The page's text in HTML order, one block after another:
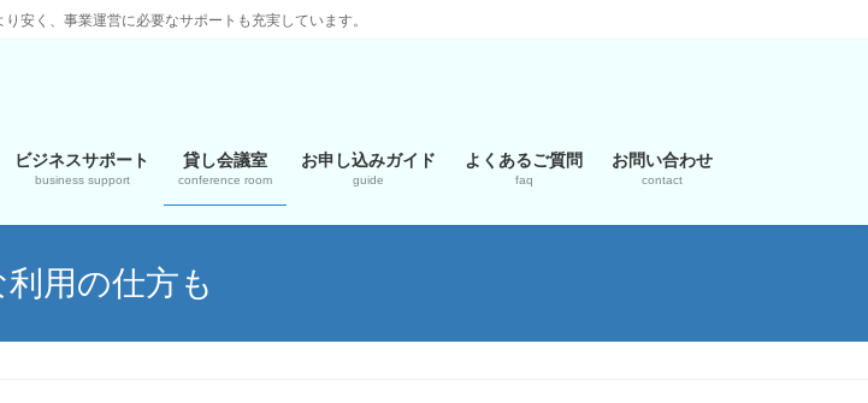
安く、事業運営に必要なサポートも充実しています。
ビジネスサポート
business support
貸し会議室
conference room
お申し込みガイド
guide
よくあるご質問
faq
お問い合わせ
contact
用の仕方も